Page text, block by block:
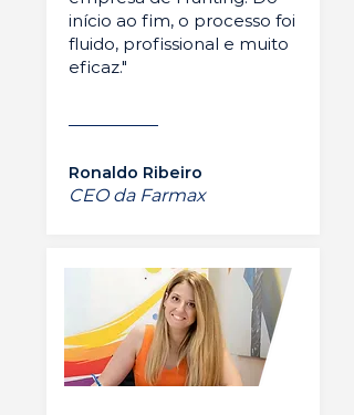
início ao fim, o processo foi
fluido, profissional e muito
eficaz."
Ronaldo Ribeiro
CEO da Farmax